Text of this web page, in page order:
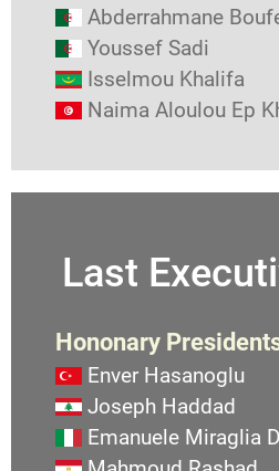
Abderrahmane
Youssef Sadi
Isselmou Khalifa
Naima Aloulou Ep
Last
Hononary
Enver Hasanoglu
Joseph Haddad
Emanuele Miraglia